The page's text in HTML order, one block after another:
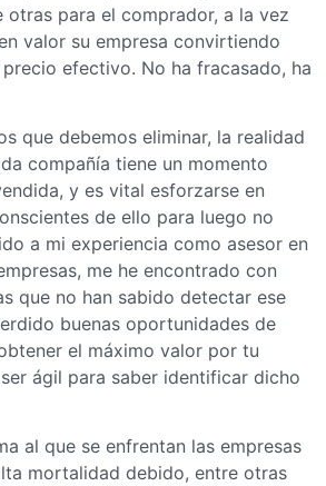
otras para el comprador, a la vez
valor su empresa convirtiendo
efectivo. No ha fracasado, ha
que debemos eliminar, la realidad
compañía tiene un momento
y es vital esforzarse en
de ello para luego no
a mi experiencia como asesor en
me he encontrado con
que no han sabido detectar ese
buenas oportunidades de
el máximo valor por tu
ágil para saber identificar dicho
al que se enfrentan las empresas
mortalidad debido, entre otras